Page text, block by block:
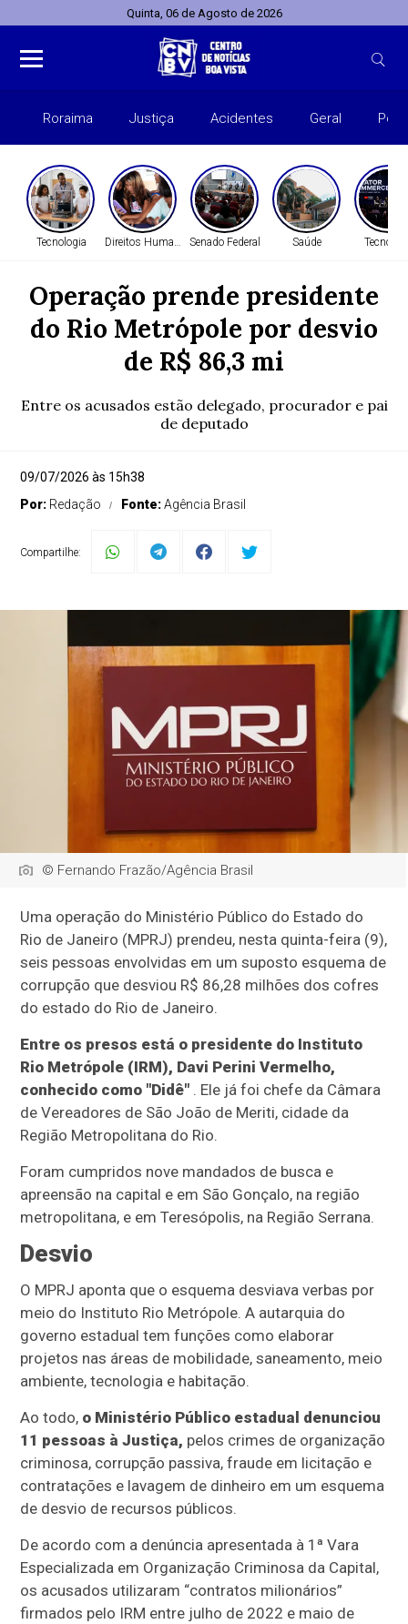
Quinta, 06 de Agosto de 2026
Roraima Justiça Acidentes Geral
Tecnologia Direitos HumanosSenado Federal Saúde
Operação prende presidente
do Rio Metrópole por desvio
de R$ 86,3 mi
Entre os acusados estão delegado, procurador e pai
de deputado
09/07/2026 às 15h38
Por: Redação Fonte:Agência Brasil
Compartilhe:
© Fernando Frazão/Agência Brasil
Uma operação do Ministério Público do Estado do
Rio de Janeiro (MPRJ) prendeu, nesta quinta-feira (9),
seis pessoas envolvidas em um suposto esquema de
corrupção que desviou R$ 86,28 milhões dos cofres
do estado do Rio de Janeiro.
Entre os presos está o presidente do Instituto
Rio Metrópole (IRM), Davi Perini Vermelho,
conhecido como "Didê" . Ele já foi chefe da Câmara
de Vereadores de São João de Meriti, cidade da
Região Metropolitana do Rio.
Foram cumpridos nove mandados de busca e
apreensão na capital e em São Gonçalo, na região
metropolitana, e em Teresópolis, na Região Serrana.
Desvio
O MPRJ aponta que o esquema desviava verbas por
meio do Instituto Rio Metrópole. A autarquia do
governo estadual tem funções como elaborar
projetos nas áreas de mobilidade, saneamento, meio
ambiente, tecnologia e habitação.
Ao todo, o Ministério Público estadual denunciou
11 pessoas à Justiça, pelos crimes de organização
criminosa, corrupção passiva, fraude em licitação e
contratações e lavagem de dinheiro em um esquema
de desvio de recursos públicos.
De acordo com a denúncia apresentada à 1ª Vara
Especializada em Organização Criminosa da Capital,
os acusados utilizaram “contratos milionários”
firmados pelo IRM entre julho de 2022 e maio de